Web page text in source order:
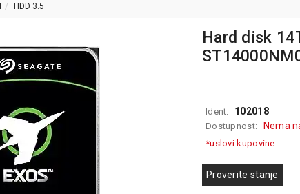
HDD 3.5
Hard disk
Ident: 102018
Dostupnost: Nema
*uslovi kupovine
Proverite stanje